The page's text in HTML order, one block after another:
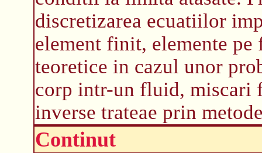
discretizarea ecuatiilor
element finit, elemente
teoretice in cazul unor
corp intr-un fluid, miscari
inverse trateae prin
Continut